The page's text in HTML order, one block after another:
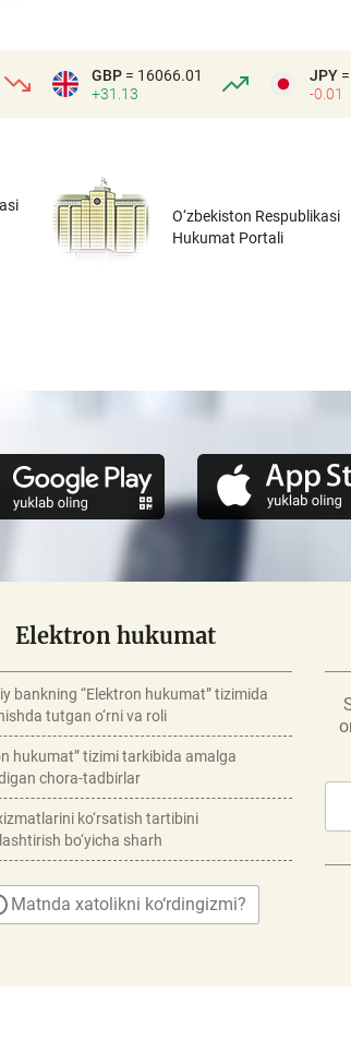
GBP = 16066.01
+31.13
JPY
-0.01
O‘zbekiston Respublikasi
Hukumat Portali
Elektron hukumat
bankning “Elektron hukumat” tizimida
tutgan o‘rni va roli
hukumat” tizimi tarkibida amalga
chora-tadbirlar
ko‘rsatish tartibini
bo‘yicha sharh
Matnda xatolikni ko‘rdingizmi?